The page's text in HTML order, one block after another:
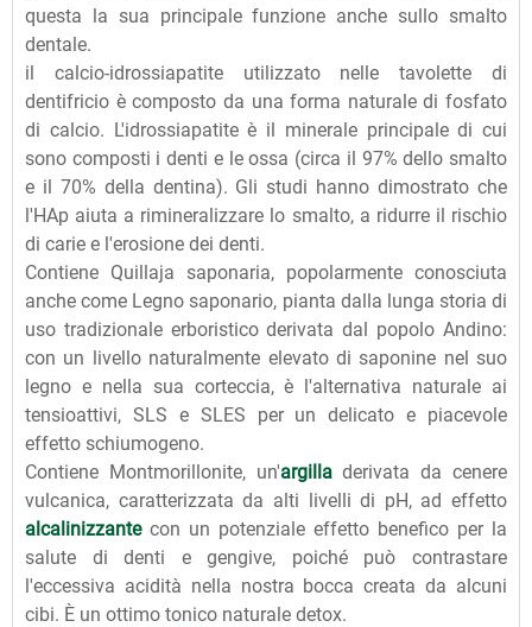
questa la sua principale funzione anche sullo smalto
dentale.
il calcio-idrossiapatite utilizzato nelle tavolette di
dentifricio è composto da una forma naturale di fosfato
di calcio. L'idrossiapatite è il minerale principale di cui
sono composti i denti e le ossa (circa il 97% dello smalto
e il 70% della dentina). Gli studi hanno dimostrato che
l'HAp aiuta a rimineralizzare lo smalto, a ridurre il rischio
di carie e l'erosione dei denti.
Contiene Quillaja saponaria, popolarmente conosciuta
anche come Legno saponario, pianta dalla lunga storia di
uso tradizionale erboristico derivata dal popolo Andino:
con un livello naturalmente elevato di saponine nel suo
legno e nella sua corteccia, è l'alternativa naturale ai
tensioattivi, SLS e SLES per un delicato e piacevole
effetto schiumogeno.
Contiene Montmorillonite, un'argilladerivata da cenere
vulcanica, caratterizzata da alti livelli di pH, ad effetto
alcalinizzantecon un potenziale effetto benefico per la
salute di denti e gengive, poiché può contrastare
l'eccessiva acidità nella nostra bocca creata da alcuni
cibi. È un ottimo tonico naturale detox.